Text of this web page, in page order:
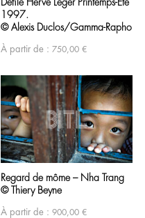
Défilé Hervé Léger Printemps-Eté
1997.
© Alexis Duclos/Gamma-Rapho
À partir de : 750,00 €
Regard de môme – Nha Trang
© Thiery Beyne
À partir de : 900,00 €